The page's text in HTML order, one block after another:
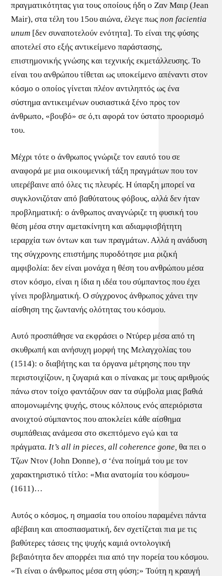
πραγματικότητας για τους οποίους ήδη ο Ζαν Μαιρ (Jean
Mair), στα τέλη του 15ου αιώνα, έλεγε πωςnon facientia
unum [δεν συναποτελούν ενότητα]. Το είναι της φύσης
αποτελεί στο εξής αντικείμενο παράστασης,
επιστημονικής γνώσης και τεχνικής εκμετάλλευσης. Το
είναι του ανθρώπου τίθεται ως υποκείμενο απέναντι στον
κόσμο ο οποίος γίνεται πλέον αντιληπτός ως ένα
σύστημα αντικειμένων ουσιαστικά ξένο προς τον
άνθρωπο, «βουβό» σε ό,τι αφορά τον ύστατο προορισμό
του.
Μέχρι τότε ο άνθρωπος γνώριζε τον εαυτό του σε
αναφορά με μια οικουμενική τάξη πραγμάτων που τον
υπερέβαινε από όλες τις πλευρές. Η ύπαρξη μπορεί να
συγκλονιζόταν από βαθύτατους φόβους, αλλά δεν ήταν
προβληματική: ο άνθρωπος αναγνώριζε τη φυσική του
θέση μέσα στην αμετακίνητη και αδιαμφισβήτητη
ιεραρχία των όντων και των πραγμάτων. Αλλά η ανάδυση
της σύγχρονης επιστήμης πυροδότησε μια ριζική
αμφιβολία: δεν είναι μονάχα η θέση του ανθρώπου μέσα
στον κόσμο, είναι η ίδια η ιδέα του σύμπαντος που έχει
γίνει προβληματική. Ο σύγχρονος άνθρωπος χάνει την
αίσθηση της ζωντανής ολότητας του κόσμου.
Αυτό προσπάθησε να εκφράσει ο Ντύρερ μέσα από τη
σκυθρωπή και ανήσυχη μορφή της Μελαγχολίας του
(1514): ο διαβήτης και τα όργανα μέτρησης που την
περιστοιχίζουν, η ζυγαριά και ο πίνακας με τους αριθμούς
πάνω στον τοίχο φαντάζουν σαν τα σύμβολα μιας βαθιά
απομονωμένης ψυχής, στους κόλπους ενός απεριόριστα
ανοιχτού σύμπαντος που αποκλείει κάθε αίσθημα
συμπάθειας ανάμεσα στο σκεπτόμενο εγώ και τα
πράγματα.It’s all in pieces, all coherence gone, θα πει ο
Τζων Ντον (John Donne), σ ‘ένα ποίημά του με τον
χαρακτηριστικό τίτλο: «Μια ανατομία του κόσμου»
(1611)…
Αυτός ο κόσμος, η σημασία του οποίου παραμένει πάντα
αβέβαιη και αποσπασματική, δεν σχετίζεται πια με τις
βαθύτερες τάσεις της ψυχής καμιά οντολογική
βεβαιότητα δεν απορρέει πια από την πορεία του κόσμου.
«Τι είναι ο άνθρωπος μέσα στη φύση;» Τούτη η κραυγή